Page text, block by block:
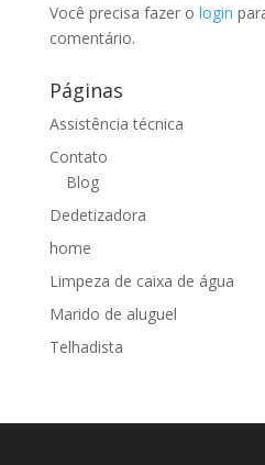
Você precisa fazer o login
comentário.
Páginas
Assistência técnica
Contato
Blog
Dedetizadora
home
Limpeza de caixa de água
Marido de aluguel
Telhadista